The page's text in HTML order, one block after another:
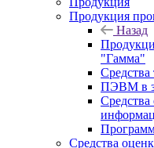
Продукция
Назад
"Гамма"
ПЭВМ в
Средства
Средства